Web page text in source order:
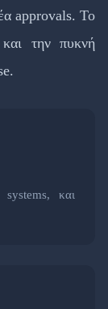
approvals. Το
την πυκνή
και